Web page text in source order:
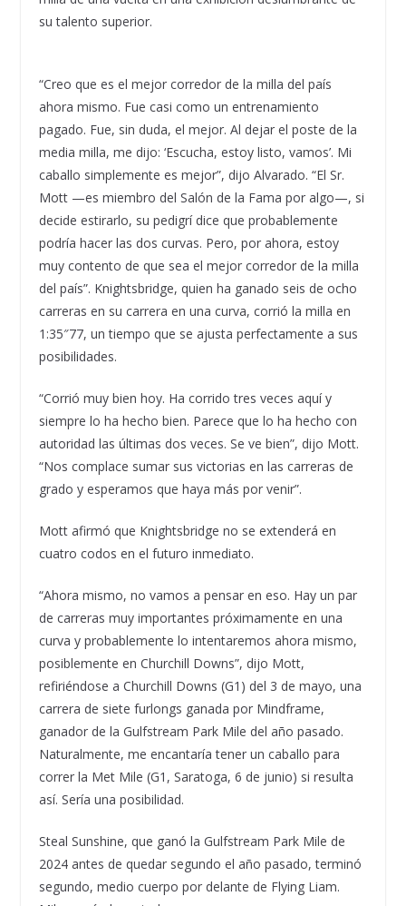
su talento superior.
“Creo que es el mejor corredor de la milla del país
ahora mismo. Fue casi como un entrenamiento
pagado. Fue, sin duda, el mejor. Al dejar el poste de la
media milla, me dijo: ‘Escucha, estoy listo, vamos’. Mi
caballo simplemente es mejor”, dijo Alvarado. “El Sr.
Mott —es miembro del Salón de la Fama por algo—, si
decide estirarlo, su pedigrí dice que probablemente
podría hacer las dos curvas. Pero, por ahora, estoy
muy contento de que sea el mejor corredor de la milla
del país”. Knightsbridge, quien ha ganado seis de ocho
carreras en su carrera en una curva, corrió la milla en
1:35″77, un tiempo que se ajusta perfectamente a sus
posibilidades.
“Corrió muy bien hoy. Ha corrido tres veces aquí y
siempre lo ha hecho bien. Parece que lo ha hecho con
autoridad las últimas dos veces. Se ve bien”, dijo Mott.
“Nos complace sumar sus victorias en las carreras de
grado y esperamos que haya más por venir”.
Mott afirmó que Knightsbridge no se extenderá en
cuatro codos en el futuro inmediato.
“Ahora mismo, no vamos a pensar en eso. Hay un par
de carreras muy importantes próximamente en una
curva y probablemente lo intentaremos ahora mismo,
posiblemente en Churchill Downs”, dijo Mott,
refiriéndose a Churchill Downs (G1) del 3 de mayo, una
carrera de siete furlongs ganada por Mindframe,
ganador de la Gulfstream Park Mile del año pasado.
Naturalmente, me encantaría tener un caballo para
correr la Met Mile (G1, Saratoga, 6 de junio) si resulta
así. Sería una posibilidad.
Steal Sunshine, que ganó la Gulfstream Park Mile de
2024 antes de quedar segundo el año pasado, terminó
segundo, medio cuerpo por delante de Flying Liam.